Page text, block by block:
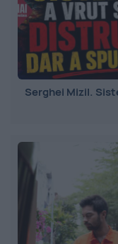
Serghei Mizil.